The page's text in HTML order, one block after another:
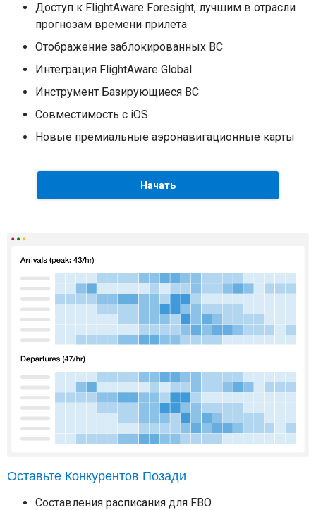
Доступ к FlightAware Foresight, лучшим в отрасли
прогнозам времени прилета
Отображение заблокированных ВС
Интеграция FlightAware Global
Инструмент Базирующиеся ВС
Совместимость с iOS
Новые премиальные аэронавигационные карты
Начать
Оставьте Конкурентов Позади
Составления расписания для FBO